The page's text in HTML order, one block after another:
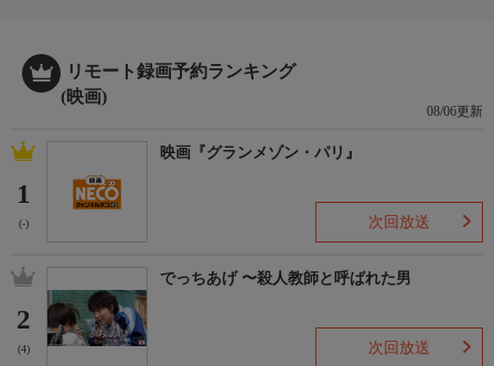
リモート録画予約ランキング
(映画)
08/06更新
1
(-)
映画『グランメゾン・パリ』
次回放送
2
(4)
でっちあげ 〜殺人教師と呼ばれた男
次回放送